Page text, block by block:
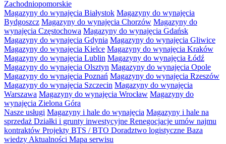
Zachodniopomorskie
Magazyny do wynajęcia Białystok Magazyny do wynajęcia
Bydgoszcz Magazyny do wynajęcia Chorzów Magazyny do
wynajęcia Częstochowa Magazyny do wynajęcia Gdańsk
Magazyny do wynajęcia Gdynia Magazyny do wynajęcia Gliwice
Magazyny do wynajęcia Kielce Magazyny do wynajęcia Kraków
Magazyny do wynajęcia Lublin Magazyny do wynajęcia Łódź
Magazyny do wynajęcia Olsztyn Magazyny do wynajęcia Opole
Magazyny do wynajęcia Poznań Magazyny do wynajęcia Rzeszów
Magazyny do wynajęcia Szczecin Magazyny do wynajęcia
Warszawa Magazyny do wynajęcia Wrocław Magazyny do
wynajęcia Zielona Góra
Nasze usługi Magazyny i hale do wynajęcia Magazyny i hale na
sprzedaż Działki i grunty inwestycyjne Renegocjacje umów najmu
kontraktów Projekty BTS / BTO Doradztwo logistyczne Baza
wiedzy Aktualności Mapa serwisu